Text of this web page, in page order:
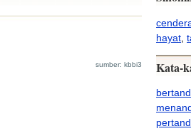
sumber: kbbi3
hayat
Kata-